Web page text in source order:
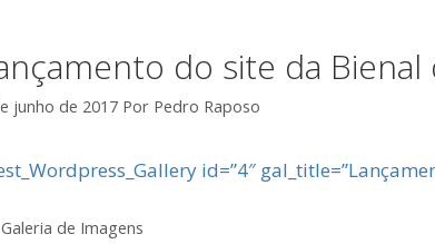
do site da
junho de 2017 Por Pedro Raposo
id=”4″
Categorias
Galeria de Imagens